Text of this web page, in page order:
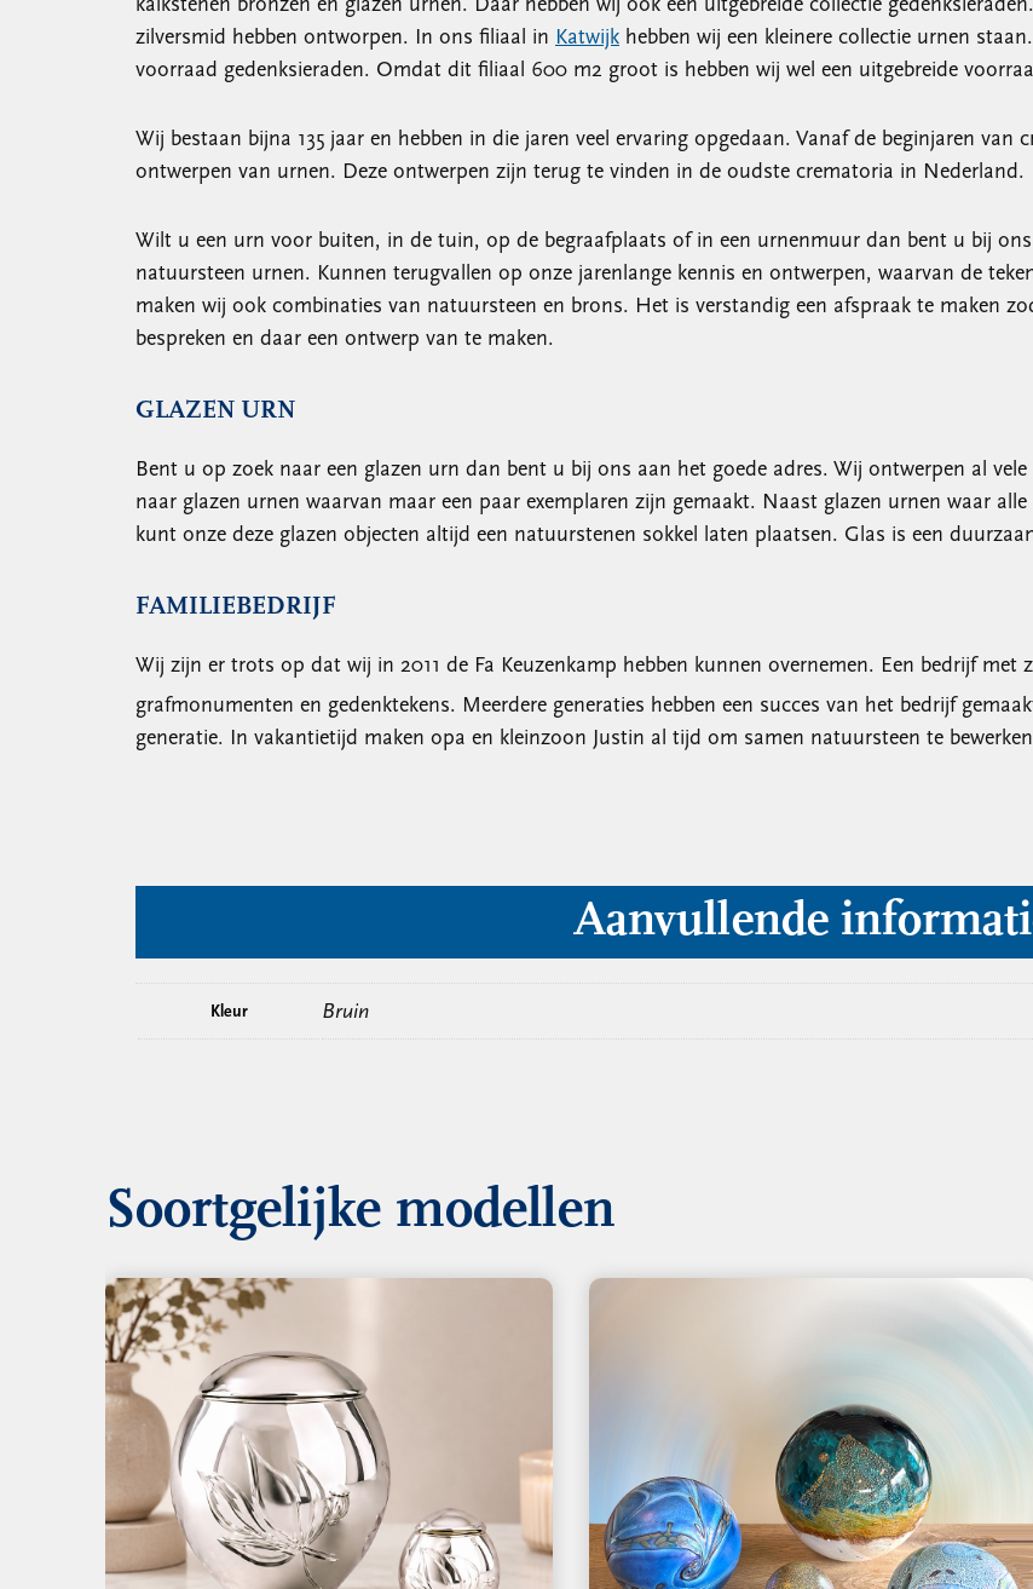
kalkstenen bronzen en glazen urnen. Daar hebben wij ook een uitgebreide collectie
zilversmid hebben ontworpen. In ons filiaal in Katwijk hebben wij een kleinere collectie urnen
voorraad gedenksieraden. Omdat dit filiaal 600 m2 groot is hebben wij wel een uitgebreide
Wij bestaan bijna 135 jaar en hebben in die jaren veel ervaring opgedaan. Vanaf de beginjaren van
ontwerpen van urnen. Deze ontwerpen zijn terug te vinden in de oudste crematoria in Nederland.
Wilt u een urn voor buiten, in de tuin, op de begraafplaats of in een urnenmuur dan bent u bij
natuursteen urnen. Kunnen terugvallen op onze jarenlange kennis en ontwerpen, waarvan de
maken wij ook combinaties van natuursteen en brons. Het is verstandig een afspraak te maken
bespreken en daar een ontwerp van te maken.
GLAZEN URN
Bent u op zoek naar een glazen urn dan bent u bij ons aan het goede adres. Wij ontwerpen al
naar glazen urnen waarvan maar een paar exemplaren zijn gemaakt. Naast glazen urnen waar
kunt onze deze glazen objecten altijd een natuurstenen sokkel laten plaatsen. Glas is een
FAMILIEBEDRIJF
Wij zijn er trots op dat wij in 2011 de Fa Keuzenkamp hebben kunnen overnemen. Een bedrijf met
grafmonumenten en gedenktekens. Meerdere generaties hebben een succes van het bedrijf
generatie. In vakantietijd maken opa en kleinzoon Justin al tijd om samen natuursteen te
Aanvullende
Kleur Bruin
Soortgelijke modellen